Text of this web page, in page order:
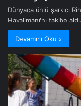
Dünyaca ünlü şarkıcı
Havalimanı'nı takibe
Devamını Oku »